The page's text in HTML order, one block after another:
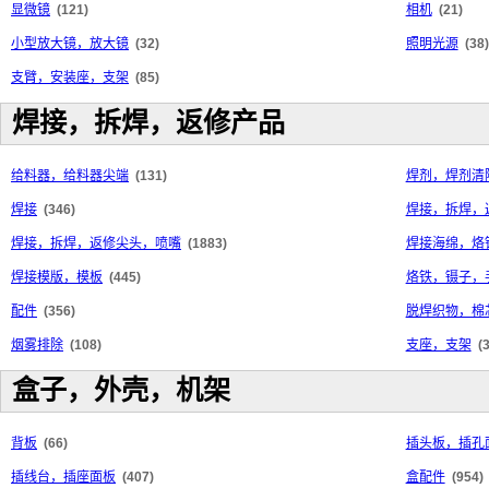
显微镜 (121) 相机 (21)
小型放大镜，放大镜 (32) 照明光源 (38)
支臂，安装座，支架 (85)
焊接，拆焊，返修产品
给料器，给料器尖端 (131) 焊剂，焊剂清
焊接 (346) 焊接，拆焊，
焊接，拆焊，返修尖头，喷嘴 (1883) 焊接海绵，烙
焊接模版，模板 (445) 烙铁，镊子，
配件 (356) 脱焊织物，棉
烟雾排除 (108) 支座，支架
盒子，外壳，机架
背板 (66) 插头板，插孔
插线台，插座面板 (407) 盒配件 (954)